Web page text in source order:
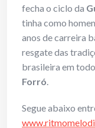
fecha o ciclo da
tinha como
anos de carreira
resgate das
brasileira em
Forró.
Segue abaixo